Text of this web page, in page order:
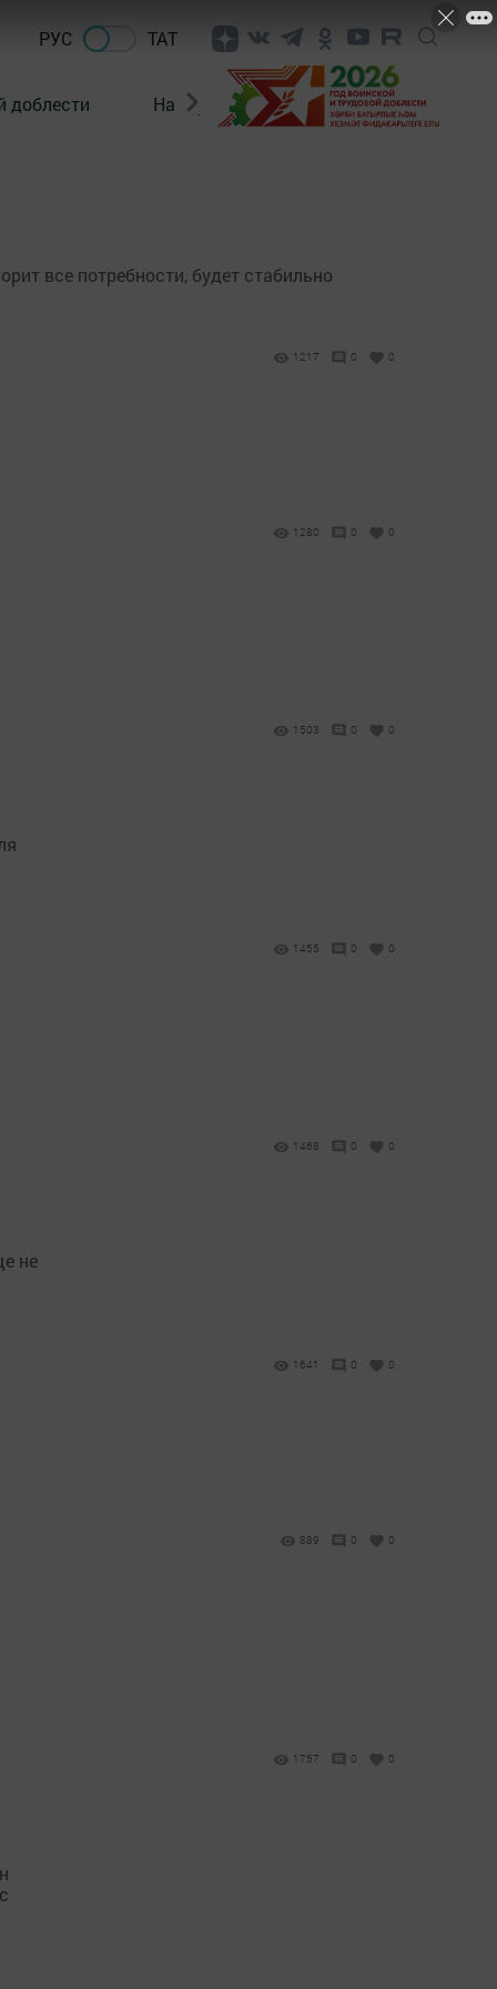
РУС ТАТ
доблести Нацпроекты Поколение будущего
все потребности, будет стабильно
1217 0 0
1280 0 0
1503 0 0
1455 0 0
1468 0 0
не
1641 0 0
889 0 0
1757 0 0